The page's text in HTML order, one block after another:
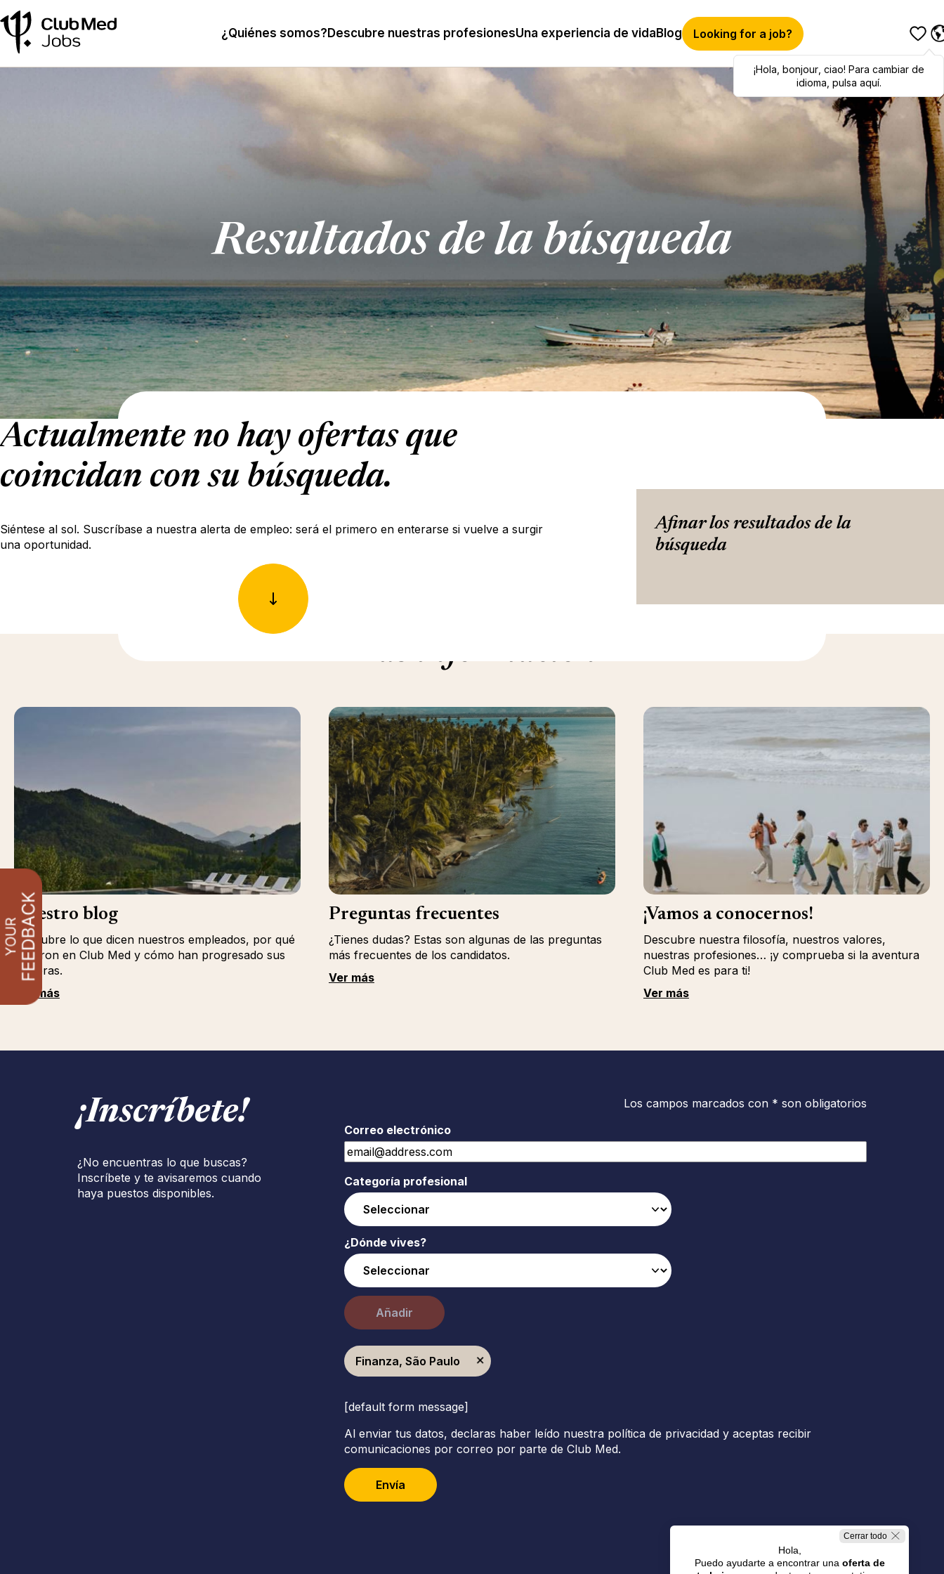
¿Quiénes somos? Descubre nuestras profesionesUna experiencia de vida Blog Looking for a job?
Hola,bonjour,ciao! To switch
languages, click here!
¡Hola bonjour, ciao! Para cambiar de
idioma, pulsa aquí.
Resultados de la búsqueda
Actualmente no hay ofertas que
coincidan con su búsqueda.
Siéntese al sol. Suscríbase a nuestra alerta de empleo: será el primero en enterarse si vuelve a surgir
una oportunidad.
Afinar los resultados de la
búsqueda
Más información
Nuestro blog
Descubre lo que dicen nuestros empleados, por qué
eligieron en Club Med y cómo han progresado sus
carreras.
Ver más
Preguntas frecuentes
¿Tienes dudas? Estas son algunas de las preguntas
más frecuentes de los candidatos.
Ver más
¡Vamos a conocernos!
Descubre nuestra filosofía, nuestros valores,
nuestras profesiones… ¡y comprueba si la aventura
Club Med es para ti!
Ver más
¡Inscríbete!
¿No encuentras lo que buscas?
Inscríbete y te avisaremos cuando
haya puestos disponibles.
Los campos marcados con * son obligatorios
Correo electrónico
Categoría profesional
¿Dónde vives?
Añadir
Finanza, São Paulo
[default form message]
Al enviar tus datos, declaras haber leído nuestra política de privacidad y aceptas recibir
comunicaciones por correo por parte de Club Med.
Envía
Cerrar todo
Hola,
Puedo ayudarte a encontrar una oferta de